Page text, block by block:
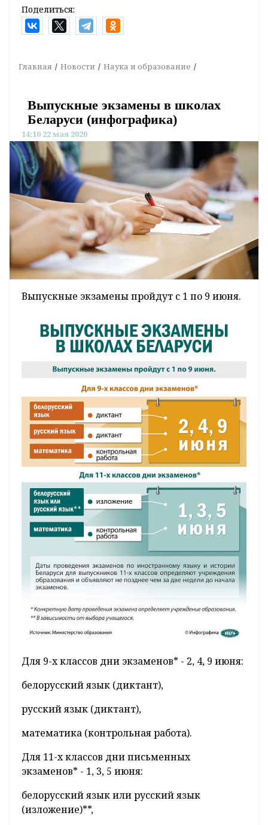
Поделиться:
Главная Новости Наука и образование
Выпускные экзамены в школах
Беларуси (инфографика)
14:10 22 мая 2020
Выпускные экзамены пройдут с 1 по 9 июня.
Для 9-х классов дни экзаменов* - 2, 4, 9 июня:
белорусский язык (диктант),
русский язык (диктант),
математика (контрольная работа).
Для 11-х классов дни письменных
экзаменов* - 1, 3, 5 июня:
белорусский язык или русский язык
(изложение)**,